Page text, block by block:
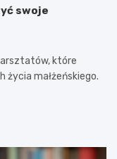
swoje
które
życia małżeńskiego.